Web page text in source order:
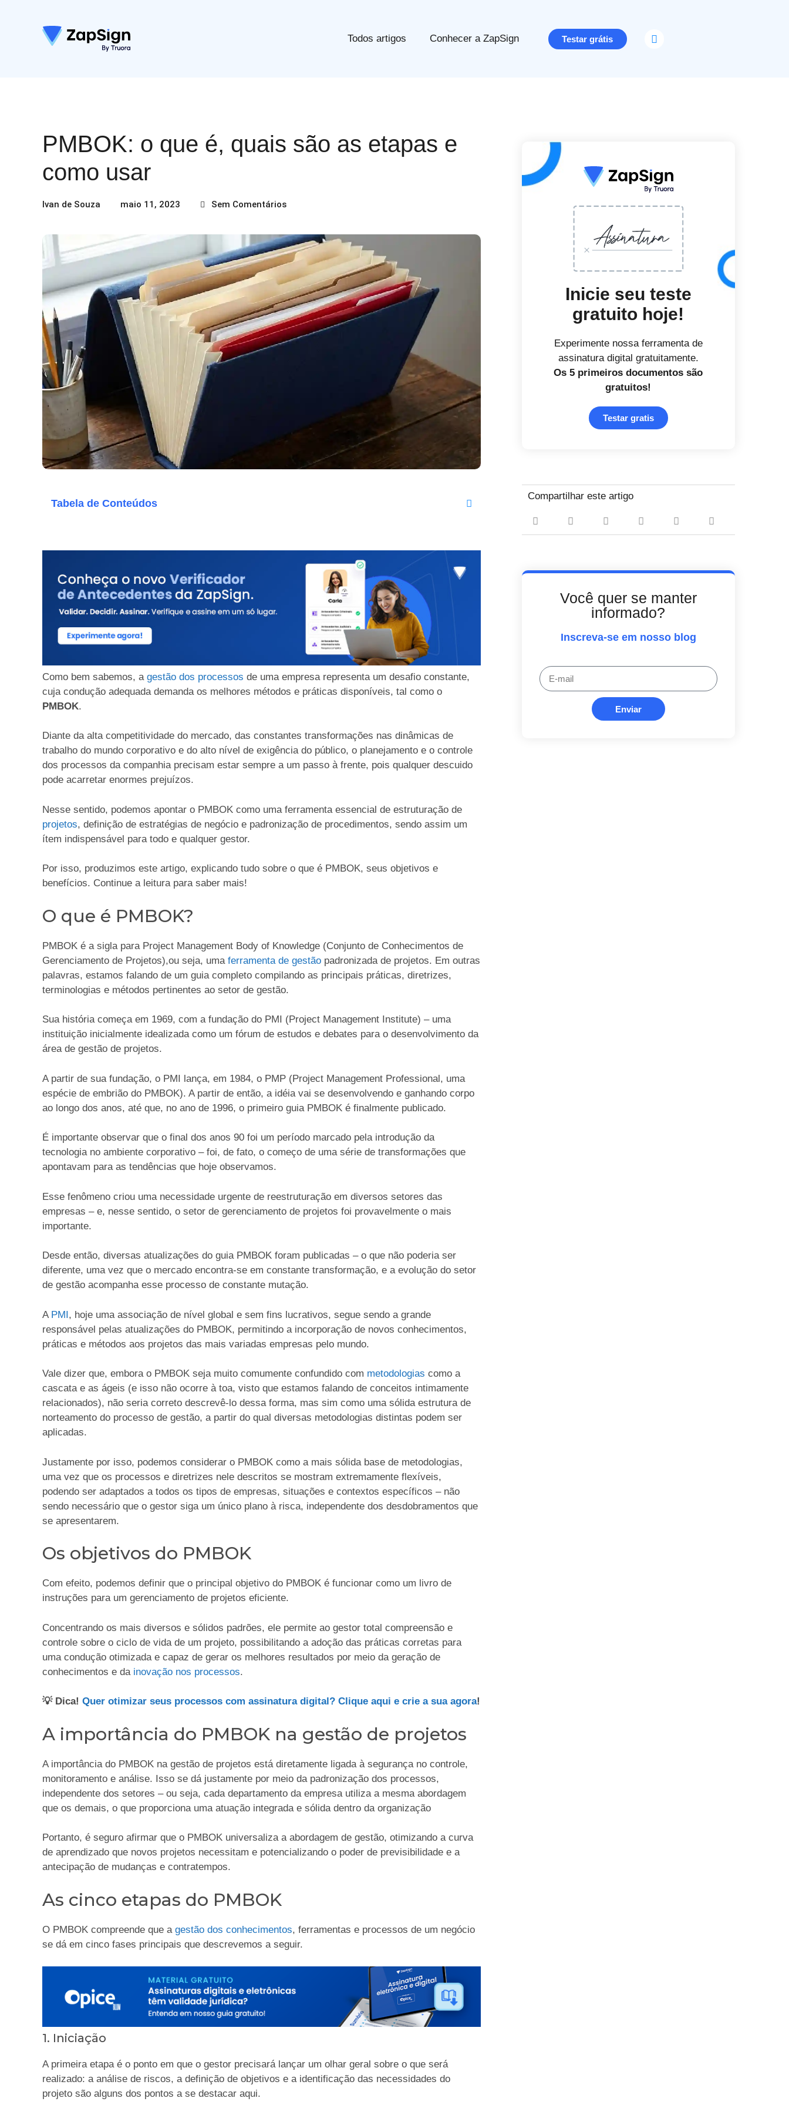
Todos artigos Conhecer a ZapSign Testar grátis
PMBOK: o que é, quais são as etapas e
como usar
Ivan de Souza maio 11, 2023 Sem Comentários
Tabela de Conteúdos
Como bem sabemos, a gestão dos processos de uma empresa representa um desafio constante,
cuja condução adequada demanda os melhores métodos e práticas disponíveis, tal como o
PMBOK.
Diante da alta competitividade do mercado, das constantes transformações nas dinâmicas de
trabalho do mundo corporativo e do alto nível de exigência do público, o planejamento e o controle
dos processos da companhia precisam estar sempre a um passo à frente, pois qualquer descuido
pode acarretar enormes prejuízos.
Nesse sentido, podemos apontar o PMBOK como uma ferramenta essencial de estruturação de
projetos, definição de estratégias de negócio e padronização de procedimentos, sendo assim um
ítem indispensável para todo e qualquer gestor.
Por isso, produzimos este artigo, explicando tudo sobre o que é PMBOK, seus objetivos e
benefícios. Continue a leitura para saber mais!
O que é PMBOK?
PMBOK é a sigla para Project Management Body of Knowledge (Conjunto de Conhecimentos de
Gerenciamento de Projetos),ou seja, uma ferramenta de gestão padronizada de projetos. Em outras
palavras, estamos falando de um guia completo compilando as principais práticas, diretrizes,
terminologias e métodos pertinentes ao setor de gestão.
Sua história começa em 1969, com a fundação do PMI (Project Management Institute) – uma
instituição inicialmente idealizada como um fórum de estudos e debates para o desenvolvimento da
área de gestão de projetos.
A partir de sua fundação, o PMI lança, em 1984, o PMP (Project Management Professional, uma
espécie de embrião do PMBOK). A partir de então, a idéia vai se desenvolvendo e ganhando corpo
ao longo dos anos, até que, no ano de 1996, o primeiro guia PMBOK é finalmente publicado.
É importante observar que o final dos anos 90 foi um período marcado pela introdução da
tecnologia no ambiente corporativo – foi, de fato, o começo de uma série de transformações que
apontavam para as tendências que hoje observamos.
Esse fenômeno criou uma necessidade urgente de reestruturação em diversos setores das
empresas – e, nesse sentido, o setor de gerenciamento de projetos foi provavelmente o mais
importante.
Desde então, diversas atualizações do guia PMBOK foram publicadas – o que não poderia ser
diferente, uma vez que o mercado encontra-se em constante transformação, e a evolução do setor
de gestão acompanha esse processo de constante mutação.
A PMI, hoje uma associação de nível global e sem fins lucrativos, segue sendo a grande
responsável pelas atualizações do PMBOK, permitindo a incorporação de novos conhecimentos,
práticas e métodos aos projetos das mais variadas empresas pelo mundo.
Vale dizer que, embora o PMBOK seja muito comumente confundido com metodologias como a
cascata e as ágeis (e isso não ocorre à toa, visto que estamos falando de conceitos intimamente
relacionados), não seria correto descrevê-lo dessa forma, mas sim como uma sólida estrutura de
norteamento do processo de gestão, a partir do qual diversas metodologias distintas podem ser
aplicadas.
Justamente por isso, podemos considerar o PMBOK como a mais sólida base de metodologias,
uma vez que os processos e diretrizes nele descritos se mostram extremamente flexíveis,
podendo ser adaptados a todos os tipos de empresas, situações e contextos específicos – não
sendo necessário que o gestor siga um único plano à risca, independente dos desdobramentos que
se apresentarem.
Os objetivos do PMBOK
Com efeito, podemos definir que o principal objetivo do PMBOK é funcionar como um livro de
instruções para um gerenciamento de projetos eficiente.
Concentrando os mais diversos e sólidos padrões, ele permite ao gestor total compreensão e
controle sobre o ciclo de vida de um projeto, possibilitando a adoção das práticas corretas para
uma condução otimizada e capaz de gerar os melhores resultados por meio da geração de
conhecimentos e da inovação nos processos.
💡 Dica! Quer otimizar seus processos com assinatura digital? Clique aqui e crie a sua agora!
A importância do PMBOK na gestão de projetos
A importância do PMBOK na gestão de projetos está diretamente ligada à segurança no controle,
monitoramento e análise. Isso se dá justamente por meio da padronização dos processos,
independente dos setores – ou seja, cada departamento da empresa utiliza a mesma abordagem
que os demais, o que proporciona uma atuação integrada e sólida dentro da organização
Portanto, é seguro afirmar que o PMBOK universaliza a abordagem de gestão, otimizando a curva
de aprendizado que novos projetos necessitam e potencializando o poder de previsibilidade e a
antecipação de mudanças e contratempos.
As cinco etapas do PMBOK
O PMBOK compreende que a gestão dos conhecimentos, ferramentas e processos de um negócio
se dá em cinco fases principais que descrevemos a seguir.
1. Iniciação
A primeira etapa é o ponto em que o gestor precisará lançar um olhar geral sobre o que será
realizado: a análise de riscos, a definição de objetivos e a identificação das necessidades do
projeto são alguns dos pontos a se destacar aqui.
Inicie seu teste
gratuito hoje!
Experimente nossa ferramenta de
assinatura digital gratuitamente.
Os 5 primeiros documentos são
gratuitos!
Testar gratis
Compartilhar este artigo
Você quer se manter
informado?
Inscreva-se em nosso blog
Enviar